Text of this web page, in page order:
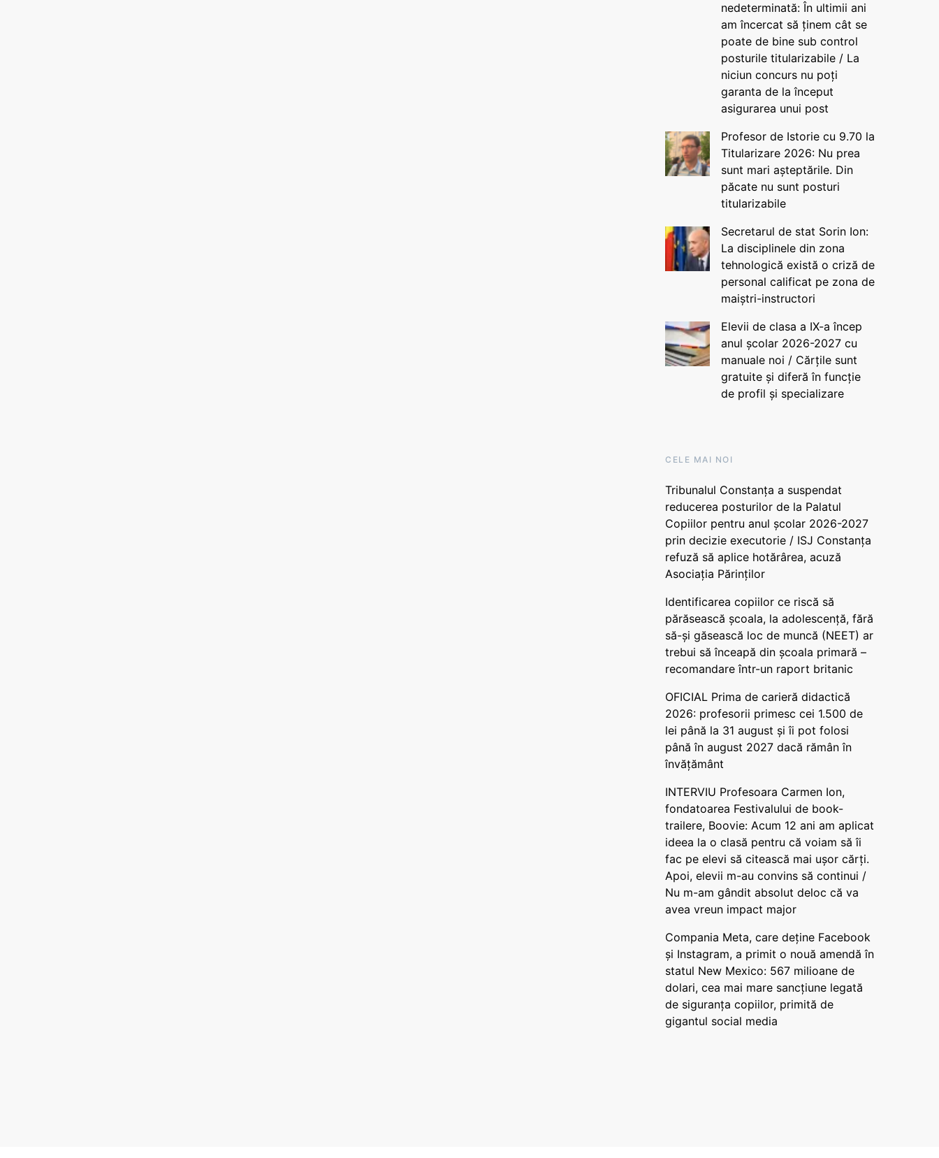
nedeterminată: În ultimii ani
am încercat să ținem cât se
poate de bine sub control
posturile titularizabile / La
niciun concurs nu poți
garanta de la început
asigurarea unui post
Profesor de Istorie cu 9.70 la
Titularizare 2026: Nu prea
sunt mari așteptările. Din
păcate nu sunt posturi
titularizabile
Secretarul de stat Sorin Ion:
La disciplinele din zona
tehnologică există o criză de
personal calificat pe zona de
maiștri-instructori
Elevii de clasa a IX-a încep
anul școlar 2026-2027 cu
manuale noi / Cărțile sunt
gratuite și diferă în funcție
de profil și specializare
CELE MAI NOI
Tribunalul Constanța a suspendat
reducerea posturilor de la Palatul
Copiilor pentru anul școlar 2026-2027
prin decizie executorie / ISJ Constanța
refuză să aplice hotărârea, acuză
Asociația Părinților
Identificarea copiilor ce riscă să
părăsească școala, la adolescență, fără
să-și găsească loc de muncă (NEET) ar
trebui să înceapă din școala primară –
recomandare într-un raport britanic
OFICIAL Prima de carieră didactică
2026: profesorii primesc cei 1.500 de
lei până la 31 august și îi pot folosi
până în august 2027 dacă rămân în
învățământ
INTERVIU Profesoara Carmen Ion,
fondatoarea Festivalului de book-
trailere, Boovie: Acum 12 ani am aplicat
ideea la o clasă pentru că voiam să îi
fac pe elevi să citească mai ușor cărți.
Apoi, elevii m-au convins să continui /
Nu m-am gândit absolut deloc că va
avea vreun impact major
Compania Meta, care deține Facebook
și Instagram, a primit o nouă amendă în
statul New Mexico: 567 milioane de
dolari, cea mai mare sancțiune legată
de siguranța copiilor, primită de
gigantul social media